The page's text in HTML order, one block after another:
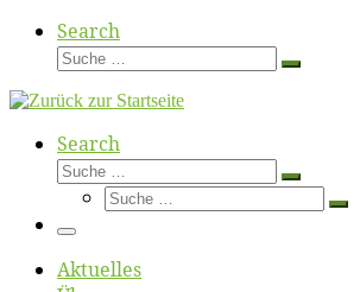
Search
Suche
Suche
Search
Suche
Suche
Suche
Menü
Ak­tu­el­les